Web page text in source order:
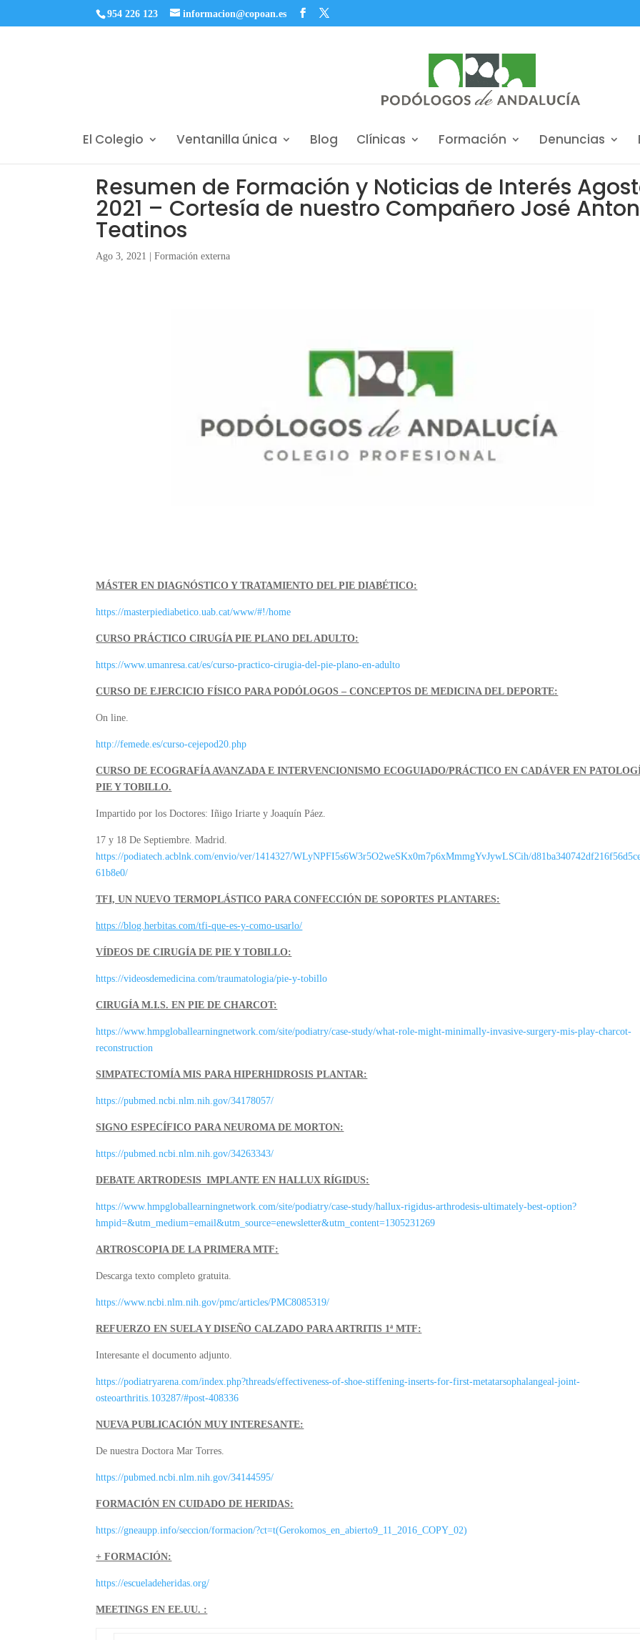
954 226 123 informacion@copoan.es
El Colegio Ventanilla única Blog Clínicas Formación Denuncias
Resumen de Formación y Noticias de Interés
2021 – Cortesía de nuestro Compañero José
Teatinos
Ago 3, 2021 |Formación externa
MÁSTER EN DIAGNÓSTICO Y TRATAMIENTO DEL PIE DIABÉTICO:
https://masterpiediabetico.uab.cat/www/#!/home
CURSO PRÁCTICO CIRUGÍA PIE PLANO DEL ADULTO:
https://www.umanresa.cat/es/curso-practico-cirugia-del-pie-plano-en-adulto
CURSO DE EJERCICIO FÍSICO PARA PODÓLOGOS – CONCEPTOS DE MEDICINA DEL DEPORTE:
On line.
http://femede.es/curso-cejepod20.php
CURSO DE ECOGRAFÍA AVANZADA E INTERVENCIONISMO ECOGUIADO/PRÁCTICO EN CADÁVER EN
PIE Y TOBILLO.
Impartido por los Doctores: Iñigo Iriarte y Joaquín Páez.
17 y 18 De Septiembre. Madrid.
https://podiatech.acblnk.com/envio/ver/1414327/WLyNPFI5s6W3r5O2weSKx0m7p6xMmmgYvJywLSCih/
61b8e0/
TFI, UN NUEVO TERMOPLÁSTICO PARA CONFECCIÓN DE SOPORTES PLANTARES:
https://blog.herbitas.com/tfi-que-es-y-como-usarlo/
VÍDEOS DE CIRUGÍA DE PIE Y TOBILLO:
https://videosdemedicina.com/traumatologia/pie-y-tobillo
CIRUGÍA M.I.S. EN PIE DE CHARCOT:
https://www.hmpgloballearningnetwork.com/site/podiatry/case-study/what-role-might-minimally-invasive-surgery-mis-play-charcot-
reconstruction
SIMPATECTOMÍA MIS PARA HIPERHIDROSIS PLANTAR:
https://pubmed.ncbi.nlm.nih.gov/34178057/
SIGNO ESPECÍFICO PARA NEUROMA DE MORTON:
https://pubmed.ncbi.nlm.nih.gov/34263343/
DEBATE ARTRODESIS_IMPLANTE EN HALLUX RÍGIDUS:
https://www.hmpgloballearningnetwork.com/site/podiatry/case-study/hallux-rigidus-arthrodesis-ultimately-best-option?
hmpid=&utm_medium=email&utm_source=enewsletter&utm_content=1305231269
ARTROSCOPIA DE LA PRIMERA MTF:
Descarga texto completo gratuita.
https://www.ncbi.nlm.nih.gov/pmc/articles/PMC8085319/
REFUERZO EN SUELA Y DISEÑO CALZADO PARA ARTRITIS 1ª MTF:
Interesante el documento adjunto.
https://podiatryarena.com/index.php?threads/effectiveness-of-shoe-stiffening-inserts-for-first-metatarsophalangeal-joint-
osteoarthritis.103287/#post-408336
NUEVA PUBLICACIÓN MUY INTERESANTE:
De nuestra Doctora Mar Torres.
https://pubmed.ncbi.nlm.nih.gov/34144595/
FORMACIÓN EN CUIDADO DE HERIDAS:
https://gneaupp.info/seccion/formacion/?ct=t(Gerokomos_en_abierto9_11_2016_COPY_02)
+ FORMACIÓN:
https://escueladeheridas.org/
MEETINGS EN EE.UU. :